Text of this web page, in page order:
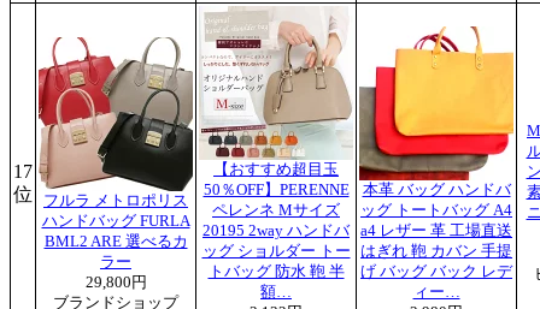
17
位
フルラ メトロポリス
ハンドバッグ FURLA
BML2 ARE 選べるカ
ラー
29,800円
ブランドショップ
【おすすめ超目玉
50％OFF】PERENNE
ペレンネ Mサイズ
20195 2way ハンドバ
ッグ ショルダー トー
トバッグ 防水 鞄 半
額…
本革 バッグ ハンドバ
ッグ トートバッグ A4
a4 レザー 革 工場直送
はぎれ 鞄 カバン 手提
げ バッグ バック レデ
ィー…